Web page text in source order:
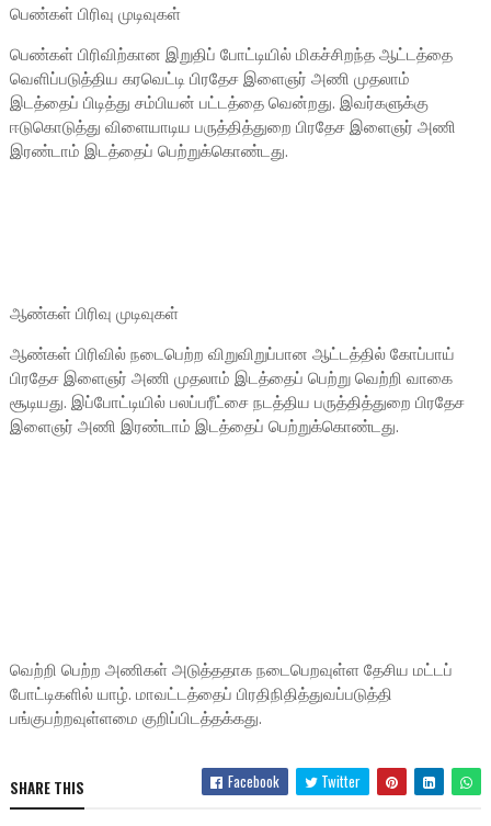
பெண்கள் பிரிவு முடிவுகள்
பெண்கள் பிரிவிற்கான இறுதிப் போட்டியில் மிகச்சிறந்த ஆட்டத்தை
வெளிப்படுத்திய கரவெட்டி பிரதேச இளைஞர் அணி முதலாம்
இடத்தைப் பிடித்து சம்பியன் பட்டத்தை வென்றது. இவர்களுக்கு
ஈடுகொடுத்து விளையாடிய பருத்தித்துறை பிரதேச இளைஞர் அணி
இரண்டாம் இடத்தைப் பெற்றுக்கொண்டது.
ஆண்கள் பிரிவு முடிவுகள்
ஆண்கள் பிரிவில் நடைபெற்ற விறுவிறுப்பான ஆட்டத்தில் கோப்பாய்
பிரதேச இளைஞர் அணி முதலாம் இடத்தைப் பெற்று வெற்றி வாகை
சூடியது. இப்போட்டியில் பலப்பரீட்சை நடத்திய பருத்தித்துறை பிரதேச
இளைஞர் அணி இரண்டாம் இடத்தைப் பெற்றுக்கொண்டது.
வெற்றி பெற்ற அணிகள் அடுத்ததாக நடைபெறவுள்ள தேசிய மட்டப்
போட்டிகளில் யாழ். மாவட்டத்தைப் பிரதிநிதித்துவப்படுத்தி
பங்குபற்றவுள்ளமை குறிப்பிடத்தக்கது.
SHARE THIS Facebook Twitter